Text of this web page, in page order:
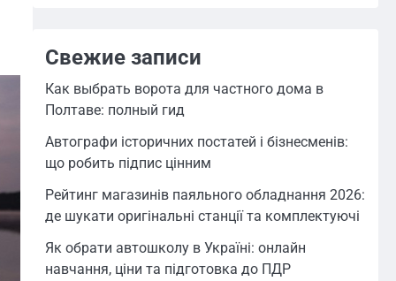
Свежие записи
Как выбрать ворота для частного дома в
Полтаве: полный гид
Автографи історичних постатей і бізнесменів:
що робить підпис цінним
Рейтинг магазинів паяльного обладнання 2026:
де шукати оригінальні станції та комплектуючі
Як обрати автошколу в Україні: онлайн
навчання, ціни та підготовка до ПДР